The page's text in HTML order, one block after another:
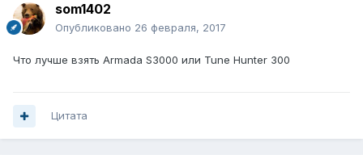
som1402
Опубликовано 26 февраля, 2017
Что лучше взять Armada S3000 или Tune Hunter 300
Цитата